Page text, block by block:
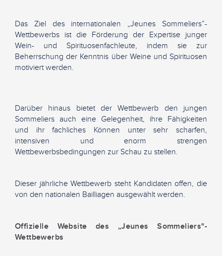
Das Ziel des internationalen „Jeunes Sommeliers”-
Wettbewerbs ist die Förderung der Expertise junger
Wein- und Spirituosenfachleute, indem sie zur
Beherrschung der Kenntnis über Weine und Spirituosen
motiviert werden.
Darüber hinaus bietet der Wettbewerb den jungen
Sommeliers auch eine Gelegenheit, ihre Fähigkeiten
und ihr fachliches Können unter sehr scharfen,
intensiven und enorm strengen
Wettbewerbsbedingungen zur Schau zu stellen.
Dieser jährliche Wettbewerb steht Kandidaten offen, die
von den nationalen Bailliagen ausgewählt werden.
Offizielle Website des „Jeunes Sommeliers"-
Wettbewerbs